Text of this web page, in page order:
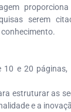
serem
10 e 20
estruturar as
e a